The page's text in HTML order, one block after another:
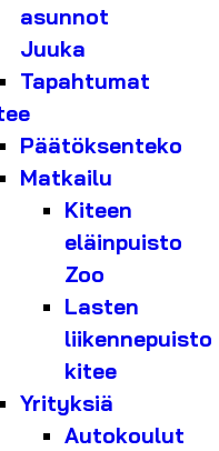
asunnot
Juuka
Tapahtumat
Päätöksenteko
Matkailu
Kiteen
eläinpuisto
Zoo
Lasten
liikennepuisto
kitee
Yrityksiä
Autokoulut